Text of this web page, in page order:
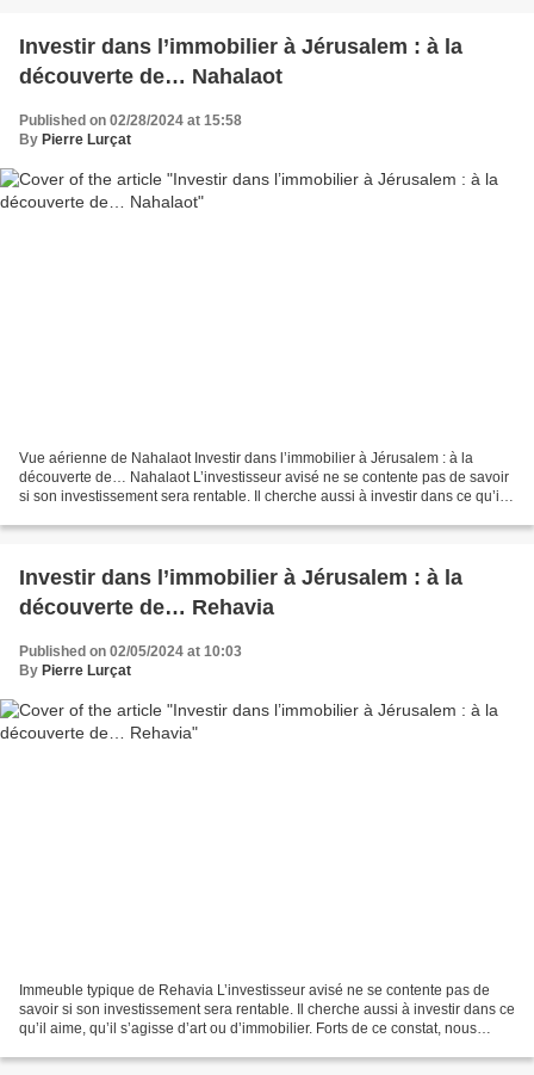
Investir dans l’immobilier à Jérusalem : à la
découverte de… Nahalaot
Published on 02/28/2024 at 15:58
By Pierre Lurçat
Vue aérienne de Nahalaot Investir dans l’immobilier à Jérusalem : à la
découverte de… Nahalaot L’investisseur avisé ne se contente pas de savoir
si son investissement sera rentable. Il cherche aussi à investir dans ce qu’il
Investir dans l’immobilier à Jérusalem : à la
découverte de… Rehavia
Published on 02/05/2024 at 10:03
By Pierre Lurçat
Immeuble typique de Rehavia L’investisseur avisé ne se contente pas de
savoir si son investissement sera rentable. Il cherche aussi à investir dans ce
qu’il aime, qu’il s’agisse d’art ou d’immobilier. Forts de ce constat, nous